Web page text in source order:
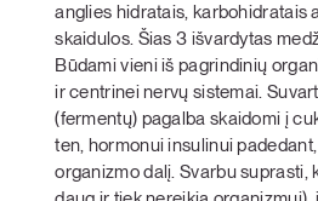
anglies hidratais, karbohidratais
skaidulos. Šias 3 išvardytas
Būdami vieni iš pagrindinių
ir centrinei nervų sistemai.
(fermentų) pagalba skaidomi į
ten, hormonui insulinui
organizmo dalį. Svarbu suprasti,